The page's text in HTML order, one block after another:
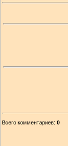
Всего комментариев: 0